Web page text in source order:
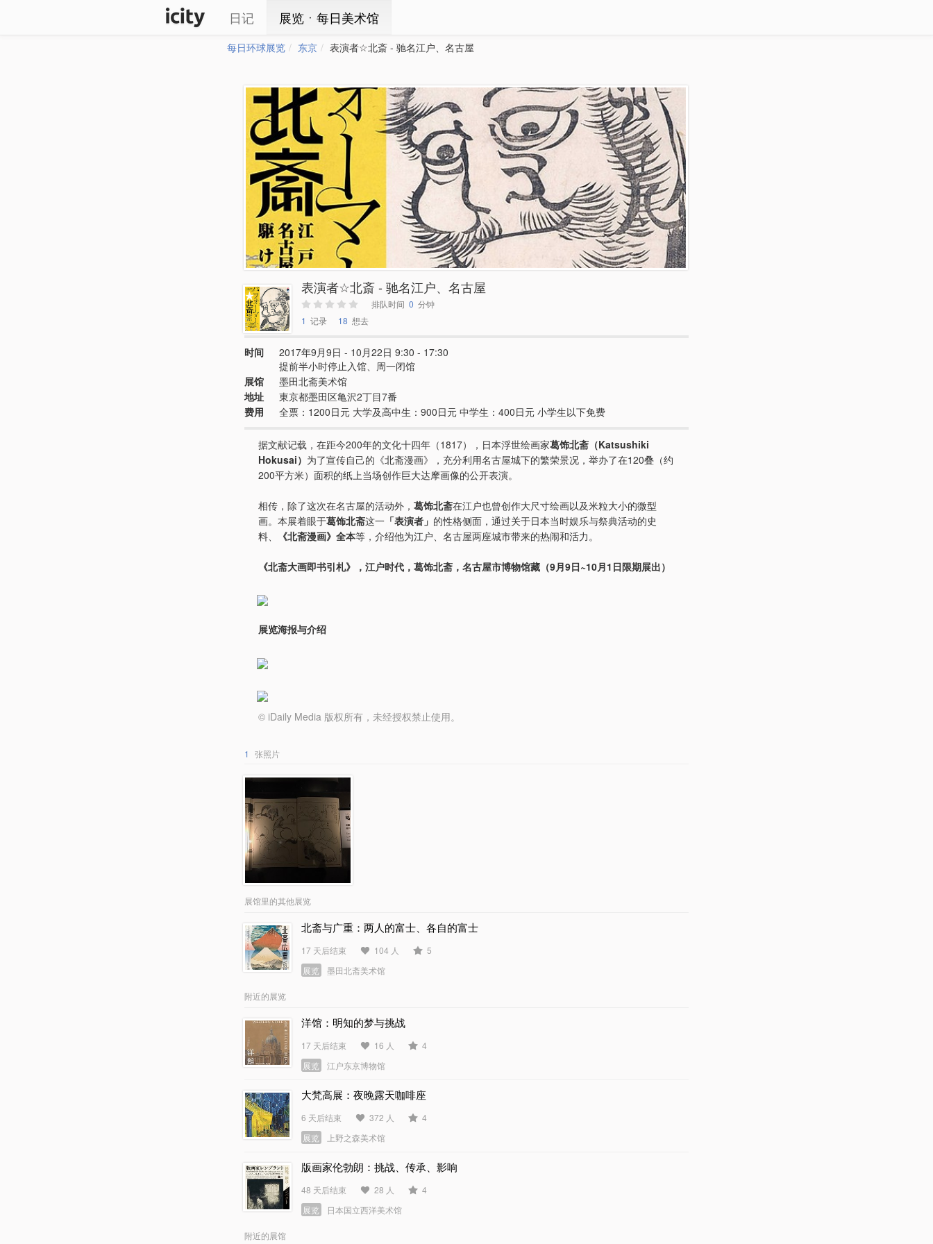
日记 展览ㆍ每日美术馆
每日环球展览 东京 表演者☆北斎 - 驰名江户、名古屋
表演者☆北斎 - 驰名江户、名古屋
排队时间 0 分钟
1 记录 18 想去
时间
2017年9月9日 - 10月22日 9:30 - 17:30
提前半小时停止入馆、周一闭馆
展馆
墨田北斋美术馆
地址
東京都墨田区亀沢2丁目7番
费用
全票：1200日元 大学及高中生：900日元 中学生：400日元 小学生以下免费
据文献记载，在距今200年的文化十四年（1817），日本浮世绘画家葛饰北斋（Katsushiki
Hokusai） 为了宣传自己的《北斋漫画》，充分利用名古屋城下的繁荣景况，举办了在120叠（约
200平方米）面积的纸上当场创作巨大达摩画像的公开表演。
相传，除了这次在名古屋的活动外， 葛饰北斋在江户也曾创作大尺寸绘画以及米粒大小的微型
画。本展着眼于葛饰北斋这一 「表演者」 的性格侧面，通过关于日本当时娱乐与祭典活动的史
料、
《北斋漫画》全本等，介绍他为江户、名古屋两座城市带来的热闹和活力。
《北斋大画即书引札》，江户时代，葛饰北斋，名古屋市博物馆藏（9月9日~10月1日限期展出）
展览海报与介绍
© iDaily Media 版权所有，未经授权禁止使用。
1 张照片
展馆里的其他展览
北斋与广重：两人的富士、各自的富士
17 天后结束 104 人
5
展览
墨田北斋美术馆
附近的展览
洋馆：明知的梦与挑战
17 天后结束 16 人
4
展览
江户东京博物馆
大梵高展：夜晚露天咖啡座
6 天后结束 372 人
4
展览
上野之森美术馆
版画家伦勃朗：挑战、传承、影响
48 天后结束 28 人
4
展览
日本国立西洋美术馆
附近的展馆